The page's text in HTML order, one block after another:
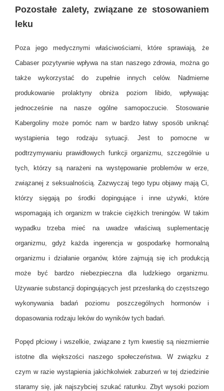
Pozostałe zalety, związane ze stosowaniem
leku
Poza jego medycznymi właściwościami, które sprawiają, że
Cabaser pozytywnie wpływa na stan naszego zdrowia, można go
także wykorzystać do zupełnie innych celów. Nadmierne
produkowanie prolaktyny obniża poziom libido, wpływając
jednocześnie na nasze ogólne samopoczucie. Stosowanie
Kabergoliny może pomóc nam w bardzo łatwy sposób uniknąć
wystąpienia tego rodzaju sytuacji. Jest to pomocne w
podtrzymywaniu prawidłowych funkcji organizmu, szczególnie u
tych, którzy są narażeni na występowanie problemów w erze,
związanej z seksualnością. Zazwyczaj tego typu objawy mają Ci,
którzy sięgają po środki dopingujące i inne używki, które
wspomagają ich organizm w trakcie ciężkich treningów. W takim
wypadku trzeba mieć na uwadze właściwą suplementację
organizmu, gdyż każda ingerencja w gospodarkę hormonalną
organizmu i działanie organów, które zajmują się ich produkcją
może być bardzo niebezpieczna dla ludzkiego organizmu.
Używanie substancji dopingujących jest przesłanką do częstszego
wykonywania badań poziomu poszczególnych hormonów i
dopasowania rodzaju leków do wyników tych badań.
Popęd płciowy i wszelkie, związane z tym kwestię są niezmiernie
istotne dla większości naszego społeczeństwa. W związku z
czym w razie wystąpienia jakichkolwiek zaburzeń w tej dziedzinie
staramy się, jak najszybciej szukać ratunku. Zbyt wysoki poziom